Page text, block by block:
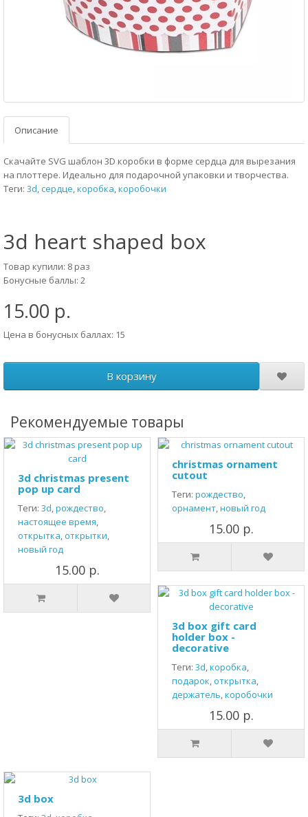
Описание
Скачайте SVG шаблон 3D коробки в форме сердца для вырезания
на плоттере. Идеально для подарочной упаковки и творчества.
Теги: 3d,сердце,коробка,коробочки
3d heart shaped box
Товар купили: 8 раз
Бонусные баллы: 2
15.00 р.
Цена в бонусных баллах: 15
В корзину
Рекомендуемые товары
3d christmas present
pop up card
Теги: 3d,рождество,
настоящее время,
открытка,открытки,
новый год
15.00 р.
christmas ornament
cutout
Теги: рождество,
орнамент,новый год
15.00 р.
3d box gift card
holder box -
decorative
Теги: 3d,коробка,
подарок,открытка,
держатель,коробочки
15.00 р.
3d box